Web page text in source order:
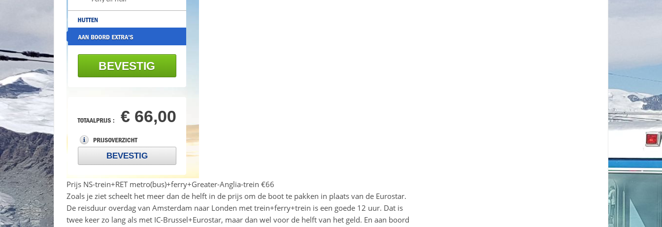
Prijs NS-trein+RET metro(bus)+ferry+Greater-Anglia-trein €66
Zoals je ziet scheelt het meer dan de helft in de prijs om de boot te pakken in plaats van de Eurostar.
De reisduur overdag van Amsterdam naar Londen met trein+ferry+trein is een goede 12 uur. Dat is
twee keer zo lang als met IC-Brussel+Eurostar, maar dan wel voor de helft van het geld. En aan boord